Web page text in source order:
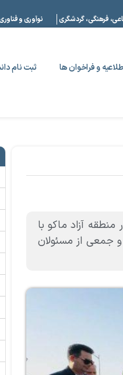
فرهنگی، گردشگری نوآوری و
و فراخوان ها ثبت نام
اجرایی شهرک تخصصی انرژی ۱۵۰۰ مگاواتی در منطقه آزاد ماکو با
جمعی از مسئولان